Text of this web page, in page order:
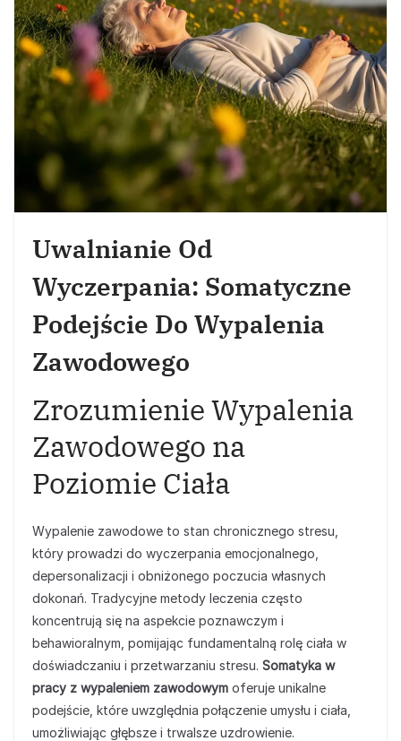
Uwalnianie Od
Wyczerpania: Somatyczne
Podejście Do Wypalenia
Zawodowego
Zrozumienie Wypalenia
Zawodowego na
Poziomie Ciała
Wypalenie zawodowe to stan chronicznego stresu,
który prowadzi do wyczerpania emocjonalnego,
depersonalizacji i obniżonego poczucia własnych
dokonań. Tradycyjne metody leczenia często
koncentrują się na aspekcie poznawczym i
behawioralnym, pomijając fundamentalną rolę ciała w
doświadczaniu i przetwarzaniu stresu. Somatyka w
pracy z wypaleniem zawodowym oferuje unikalne
podejście, które uwzględnia połączenie umysłu i ciała,
umożliwiając głębsze i trwalsze uzdrowienie.